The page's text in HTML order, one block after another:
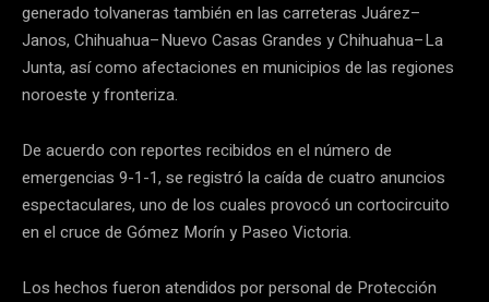
generado tolvaneras también en las carreteras Juárez–
Janos, Chihuahua–Nuevo Casas Grandes y Chihuahua–La
Junta, así como afectaciones en municipios de las regiones
noroeste y fronteriza.
De acuerdo con reportes recibidos en el número de
emergencias 9-1-1, se registró la caída de cuatro anuncios
espectaculares, uno de los cuales provocó un cortocircuito
en el cruce de Gómez Morín y Paseo Victoria.
Los hechos fueron atendidos por personal de Protección